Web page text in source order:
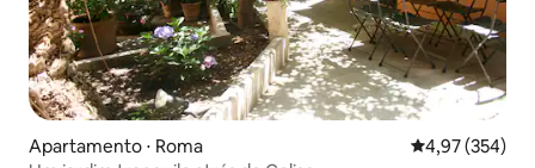
Apartamento ⋅ Roma 4,97 de uma
4,97 (354)